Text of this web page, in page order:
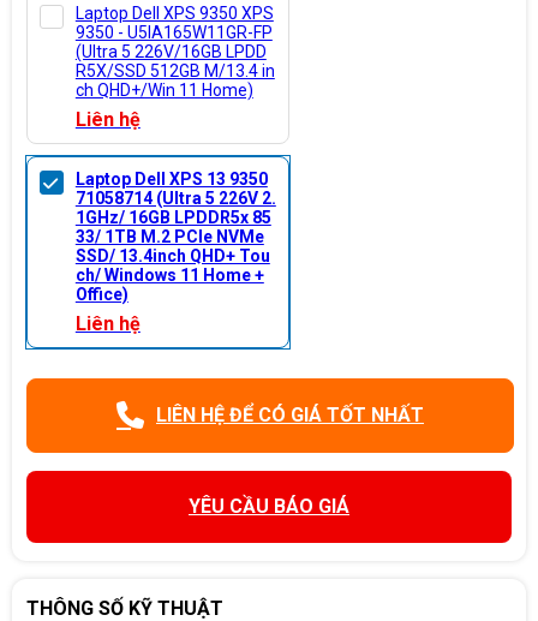
Laptop Dell XPS 9350 XPS
9350 - U5IA165W11GR-FP
(Ultra 5 226V/16GB LPDD
R5X/SSD 512GB M/13.4 in
ch QHD+/Win 11 Home)
Liên hệ
Laptop Dell XPS 13 9350
71058714 (Ultra 5 226V 2.
1GHz/ 16GB LPDDR5x 85
33/ 1TB M.2 PCIe NVMe
SSD/ 13.4inch QHD+ Tou
ch/ Windows 11 Home +
Office)
Liên hệ
LIÊN HỆ ĐỂ CÓ GIÁ TỐT NHẤT
YÊU CẦU BÁO GIÁ
THÔNG SỐ KỸ THUẬT